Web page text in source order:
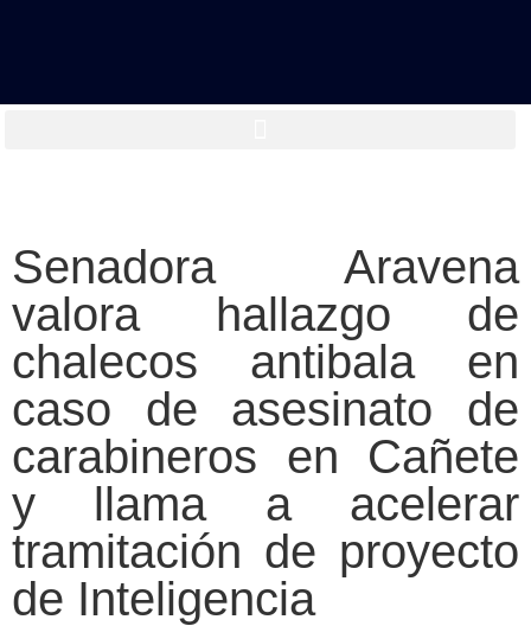
Senadora Aravena
valora hallazgo de
chalecos antibala en
caso de asesinato de
carabineros en Cañete
y llama a acelerar
tramitación de proyecto
de Inteligencia